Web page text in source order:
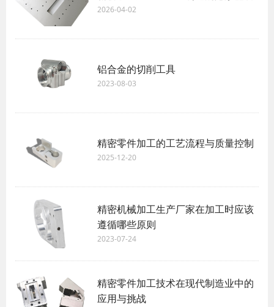
2026-04-02
铝合金的切削工具
2023-08-03
精密零件加工的工艺流程与质量控制
2025-12-20
精密机械加工生产厂家在加工时应该
遵循哪些原则
2023-07-24
精密零件加工技术在现代制造业中的
应用与挑战